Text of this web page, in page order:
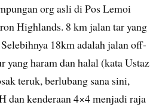
org asli di Pos Lemoi
Highlands. 8 km jalan tar yang
18km adalah jalan off-
yang haram dan halal (kata Ustaz
teruk, berlubang sana sini,
dan kenderaan 4×4 menjadi raja